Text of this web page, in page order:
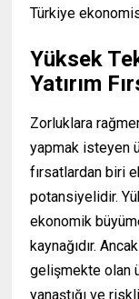
Türkiye
Yüksek
Yatırım
Zorluklara
yapmak isteyen
fırsatlardan biri
potansiyelidir.
ekonomik
kaynağıdır.
gelişmekte olan
yanaştığı ve